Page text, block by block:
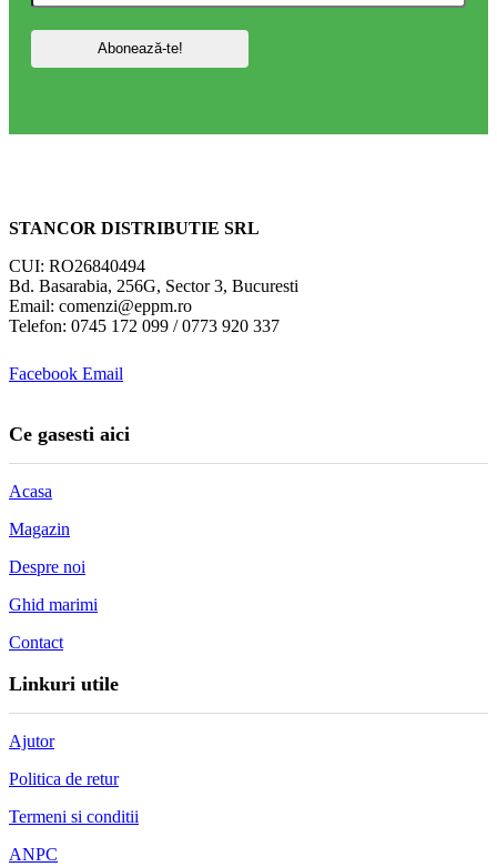
STANCOR DISTRIBUTIE SRL
CUI: RO26840494
Bd. Basarabia, 256G, Sector 3, Bucuresti
Email: comenzi@eppm.ro
Telefon: 0745 172 099 / 0773 920 337
Facebook Email
Ce gasesti aici
Acasa
Magazin
Despre noi
Ghid marimi
Contact
Linkuri utile
Ajutor
Politica de retur
Termeni si conditii
ANPC